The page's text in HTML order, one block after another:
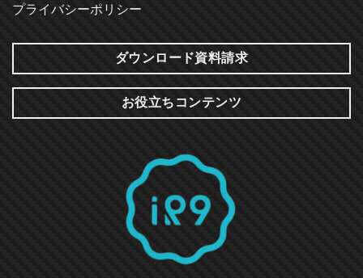
プライバシーポリシー
ダウンロード資料請求
お役立ちコンテンツ